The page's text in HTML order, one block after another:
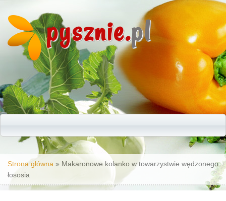
pysznie.pl
Jesteś tutaj
Strona główna » Makaronowe kolanko w towarzystwie wędzonego
łososia